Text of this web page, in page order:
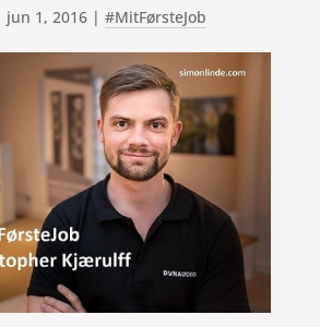
jun 1, 2016| #MitFørsteJob